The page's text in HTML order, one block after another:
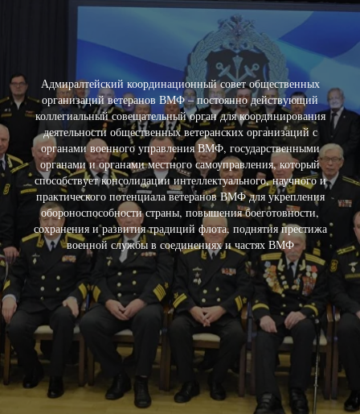
Адмиралтейский координационный совет общественных
организаций ветеранов ВМФ – постоянно действующий
коллегиальный совещательный орган для координирования
деятельности общественных ветеранских организаций с
органами военного управления ВМФ, государственными
органами и органами местного самоуправления, который
способствует консолидации интеллектуального, научного и
практического потенциала ветеранов ВМФ для укрепления
обороноспособности страны, повышения боеготовности,
сохранения и развития традиций флота, поднятия престижа
военной службы в соединениях и частях ВМФ